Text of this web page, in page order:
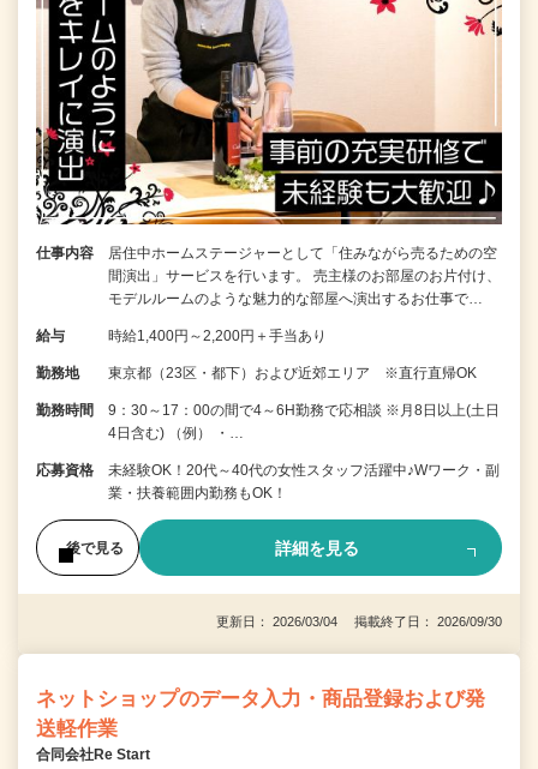
仕事内容
居住中ホームステージャーとして「住みながら売るための空
間演出」サービスを行います。 売主様のお部屋のお片付け、
モデルルームのような魅力的な部屋へ演出するお仕事で…
給与 時給1,400円～2,200円＋手当あり
勤務地 東京都（23区・都下）および近郊エリア ※直行直帰OK
勤務時間
9：30～17：00の間で4～6H勤務で応相談 ※月8日以上(土日
4日含む) （例） ・…
応募資格
未経験OK！20代～40代の女性スタッフ活躍中♪Wワーク・副
業・扶養範囲内勤務もOK！
後で見る 詳細を見る
更新日： 2026/03/04 掲載終了日： 2026/09/30
ネットショップのデータ入力・商品登録および発
送軽作業
合同会社Re Start